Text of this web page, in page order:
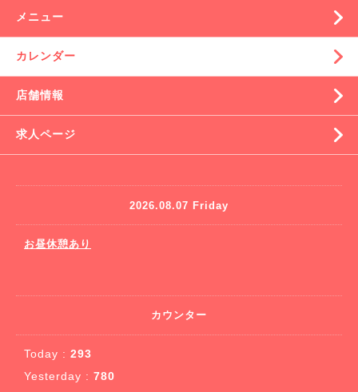
メニュー
カレンダー
店舗情報
求人ページ
2026.08.07 Friday
お昼休憩あり
カウンター
Today : 293
Yesterday : 780